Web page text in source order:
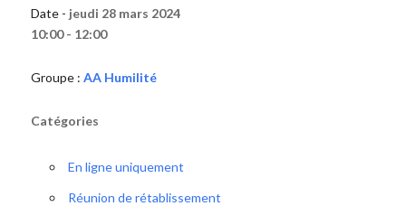
Date - jeudi 28 mars 2024
10:00 - 12:00
Groupe : AA Humilité
Catégories
En ligne uniquement
Réunion de rétablissement